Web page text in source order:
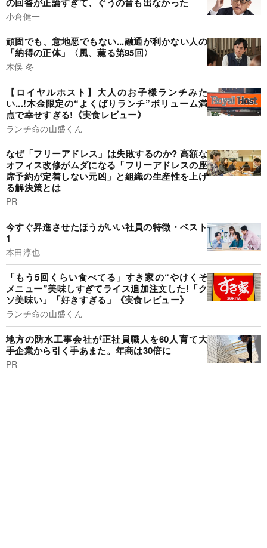
小倉健一
頑固でも、意地悪でもない...融通が利かない人の
「納得の正体」〈風、薫る第95回〉
木俣 冬
【ロイヤルホスト】大人のお子様ランチみた
い...!木金限定の“よくばりランチ”ボリューム満
点で幸せすぎる!《実食レビュー》
ランチ命の山盛くん
なぜ「フリーアドレス」は失敗するのか? 高額な
オフィス改修がムダになる「フリーアドレスの座
席予約が定着しない元凶」と組織の生産性を上げ
る解決策とは
PR
今すぐ昇進させたほうがいい社員の特徴・ベスト
1
本田淳也
「もう5回くらい食べてる」すき家の“やけくそ
メニュー”美味しすぎてライス追加注文した!「ク
ソ美味い」「好きすぎる」《実食レビュー》
ランチ命の山盛くん
地方の防水工事会社が正社員職人を60人育て大
手企業から引く手あまた。年商は30倍に
PR